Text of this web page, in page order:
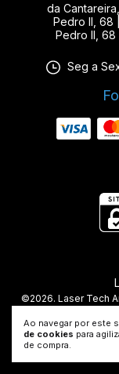
Ao navegar por este
de cookies para
de compra.
da
Pedro II, 68
Pedro II, 68
Seg a
©2026. Laser Tech